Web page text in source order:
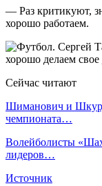
— Раз критикуют,
хорошо работаем.
Сейчас читают
Шиманович и
чемпионата…
Волейболисты
лидеров…
Источник